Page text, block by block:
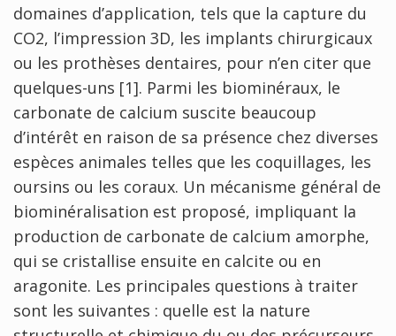
domaines d’application, tels que la capture du
CO2, l’impression 3D, les implants chirurgicaux
ou les prothèses dentaires, pour n’en citer que
quelques-uns [1]. Parmi les biominéraux, le
carbonate de calcium suscite beaucoup
d’intérêt en raison de sa présence chez diverses
espèces animales telles que les coquillages, les
oursins ou les coraux. Un mécanisme général de
biominéralisation est proposé, impliquant la
production de carbonate de calcium amorphe,
qui se cristallise ensuite en calcite ou en
aragonite. Les principales questions à traiter
sont les suivantes : quelle est la nature